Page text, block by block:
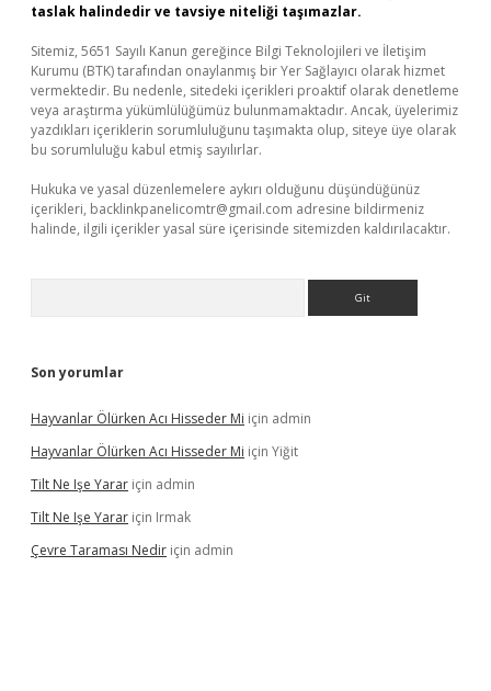
taslak halindedir ve tavsiye niteliği taşımazlar.
Sitemiz, 5651 Sayılı Kanun gereğince Bilgi Teknolojileri ve İletişim
Kurumu (BTK) tarafından onaylanmış bir Yer Sağlayıcı olarak hizmet
vermektedir. Bu nedenle, sitedeki içerikleri proaktif olarak denetleme
veya araştırma yükümlülüğümüz bulunmamaktadır. Ancak, üyelerimiz
yazdıkları içeriklerin sorumluluğunu taşımakta olup, siteye üye olarak
bu sorumluluğu kabul etmiş sayılırlar.
Hukuka ve yasal düzenlemelere aykırı olduğunu düşündüğünüz
içerikleri, backlinkpanelicomtr@gmail.com adresine bildirmeniz
halinde, ilgili içerikler yasal süre içerisinde sitemizden kaldırılacaktır.
Son yorumlar
Hayvanlar Ölürken Acı Hisseder Mi için admin
Hayvanlar Ölürken Acı Hisseder Mi için Yiğit
Tilt Ne Işe Yarar için admin
Tilt Ne Işe Yarar için Irmak
Çevre Taraması Nedir için admin